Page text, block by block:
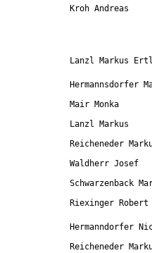
Kroh Andreas
Lanzl Markus
Hermannsdorfer
Mair Monka
Lanzl Markus
Reicheneder
Waldherr Josef
Schwarzenback
Riexinger Robert
Hermanndorfer
Reicheneder